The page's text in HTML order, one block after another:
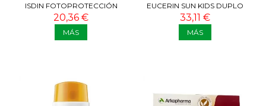
ISDIN FOTOPROTECCIÓN
PEDIATRICS STICK SPF50 20G
20,36 €
MÁS
EUCERIN SUN KIDS DUPLO
SPRAY SENSITIVE PROTECT
SPF 50+...
33,11 €
MÁS